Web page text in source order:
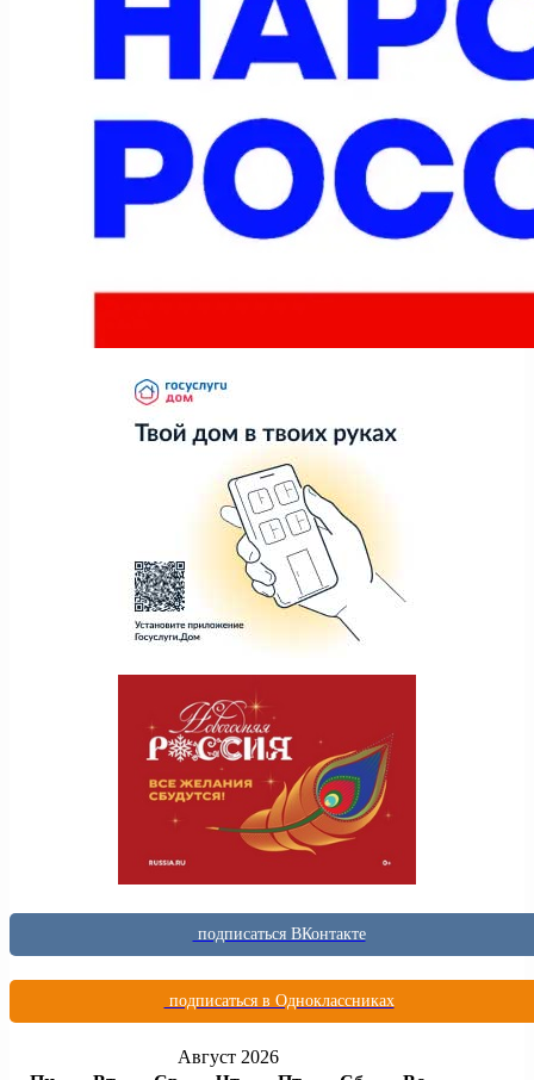
подписаться ВКонтакте
подписаться в Одноклассниках
Август 2026